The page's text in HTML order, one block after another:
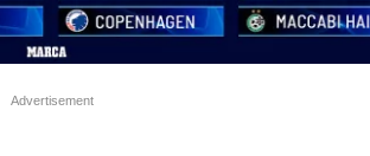
Advertisement